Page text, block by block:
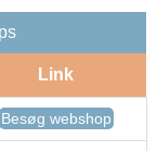
Link
Besøg webshop